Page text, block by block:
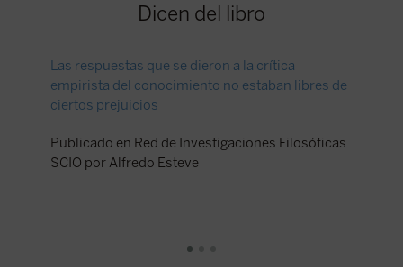
Dicen del libro
Las respuestas que se dieron a la crítica
empirista del conocimiento no estaban libres de
ciertos prejuicios
Publicado en Red de Investigaciones Filosóficas
SCIO por Alfredo Esteve